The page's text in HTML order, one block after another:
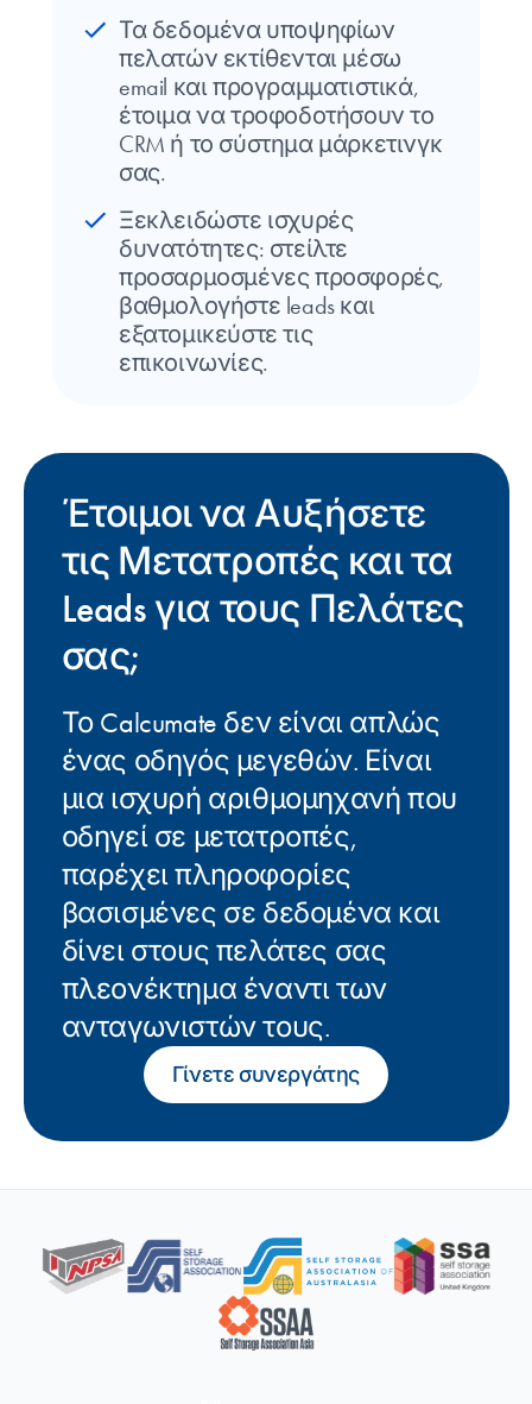
Τα δεδομένα υποψηφίων
πελατών εκτίθενται μέσω
email και προγραμματιστικά,
έτοιμα να τροφοδοτήσουν το
CRM ή το σύστημα μάρκετινγκ
σας.
Ξεκλειδώστε ισχυρές
δυνατότητες: στείλτε
προσαρμοσμένες προσφορές,
βαθμολογήστε leads και
εξατομικεύστε τις
επικοινωνίες.
Έτοιμοι να Αυξήσετε
τις Μετατροπές και τα
Leads για τους Πελάτες
σας;
Το Calcumate δεν είναι απλώς
ένας οδηγός μεγεθών. Είναι
μια ισχυρή αριθμομηχανή που
οδηγεί σε μετατροπές,
παρέχει πληροφορίες
βασισμένες σε δεδομένα και
δίνει στους πελάτες σας
πλεονέκτημα έναντι των
ανταγωνιστών τους.
Γίνετε συνεργάτης